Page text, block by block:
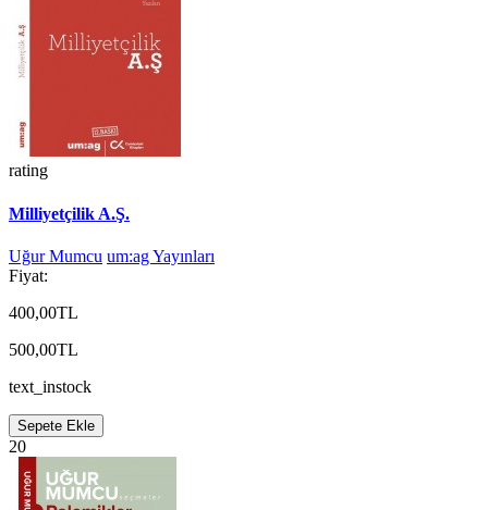
rating
Milliyetçilik A.Ş.
Uğur Mumcu um:ag Yayınları
Fiyat:
400,00TL
500,00TL
text_instock
Sepete Ekle
20